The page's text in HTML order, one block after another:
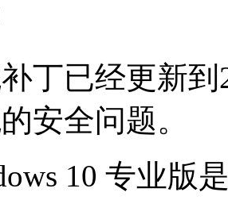
已经更新到
安全问题。
10 专业版是